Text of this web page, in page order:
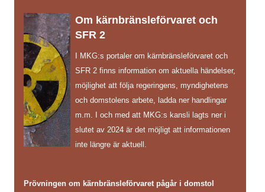
Om kärnbränsleförvaret och
SFR 2
I MKG:s portaler om kärnbränsleförvaret och
SFR 2 finns information om aktuella händelser,
möjlighet att följa regeringens, myndighetens
och domstolens arbete, ladda ner handlingar
m.m. I och med att MKG:s kansli lagts ner i
slutet av 2024 är det möjligt att informationen
inte längre är aktuell.
Prövningen om kärnbränsleförvaret pågår i domstol